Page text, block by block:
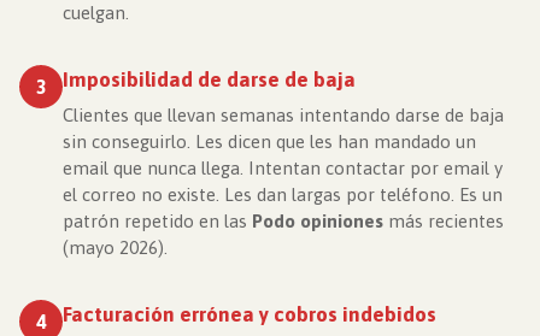
cuelgan.
3 Imposibilidad de darse de baja
Clientes que llevan semanas intentando darse de baja
sin conseguirlo. Les dicen que les han mandado un
email que nunca llega. Intentan contactar por email y
el correo no existe. Les dan largas por teléfono. Es un
patrón repetido en las Podo opiniones más recientes
(mayo 2026).
4 Facturación errónea y cobros indebidos